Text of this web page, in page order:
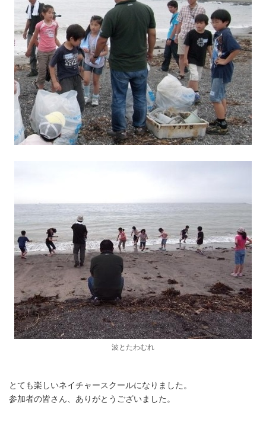
波とたわむれ
とても楽しいネイチャースクールになりました。
参加者の皆さん、ありがとうございました。